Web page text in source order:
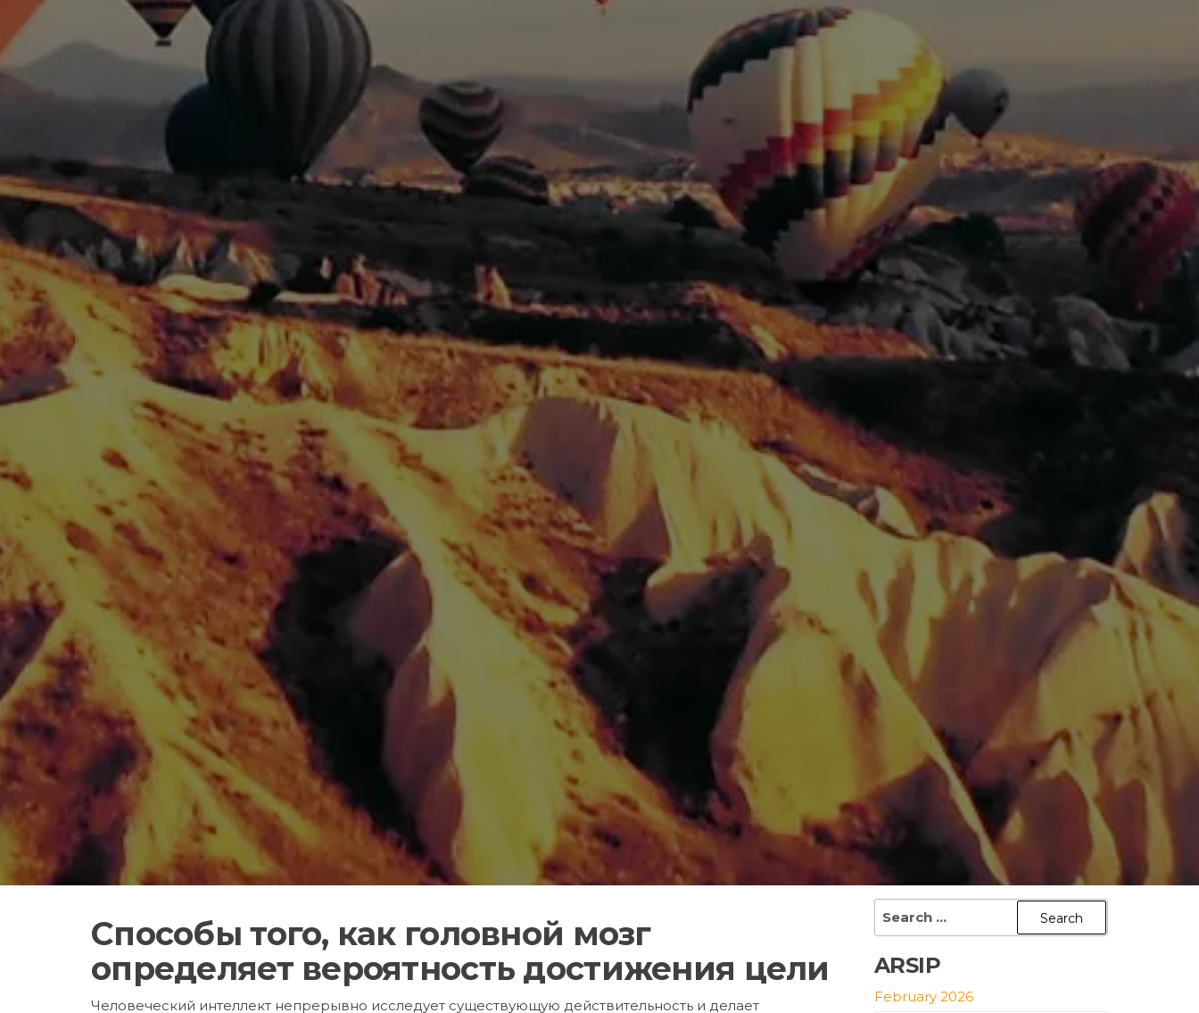
Способы того, как головной мозг
определяет вероятность достижения цели
Человеческий интеллект непрерывно исследует существующую действительность и делает
ARSIP
February 2026